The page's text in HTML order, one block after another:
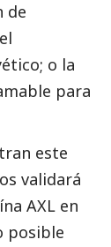
de
o la
para
este
validará
AXL en
posible